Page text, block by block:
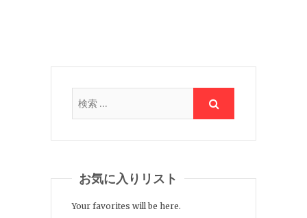
お気に入りリスト
Your favorites will be here.